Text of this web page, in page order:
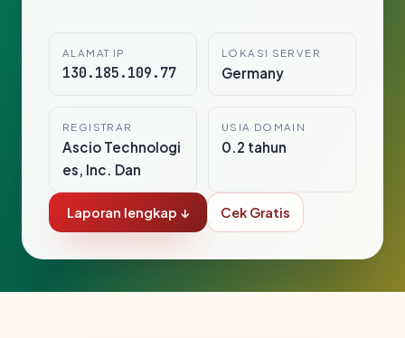
ALAMAT IP
130.185.109.77
LOKASI SERVER
Germany
REGISTRAR
Ascio Technologi
es, Inc. Dan
USIA DOMAIN
0.2 tahun
Laporan lengkap ↓ Cek Gratis